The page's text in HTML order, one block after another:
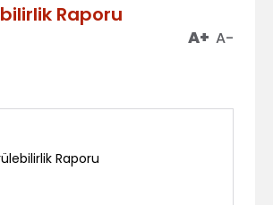
Raporu
A+ A-
Raporu